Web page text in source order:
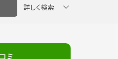
詳しく検索
ミ